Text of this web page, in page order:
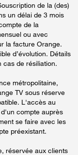
de la (des)
un délai de 3 mois
de la
ou avec
la facture Orange.
d’évolution. Détails
cas de résiliation.
métropolitaine,
TV sous réserve
L'accès au
compte auprès
se faire avec les
préexistant.
réservée aux clients